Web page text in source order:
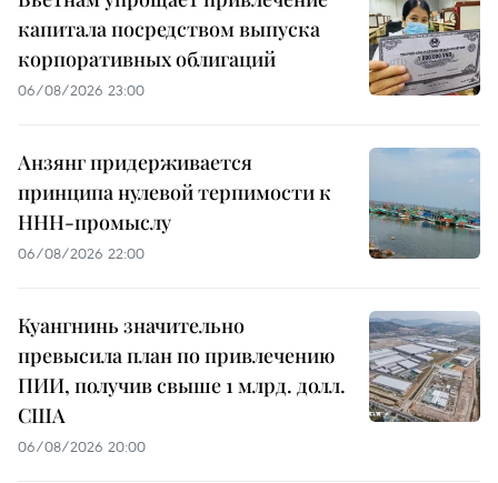
капитала посредством выпуска
корпоративных облигаций
06/08/2026 23:00
Анзянг придерживается
принципа нулевой терпимости к
ННН-промыслу
06/08/2026 22:00
Куангнинь значительно
превысила план по привлечению
ПИИ, получив свыше 1 млрд. долл.
США
06/08/2026 20:00